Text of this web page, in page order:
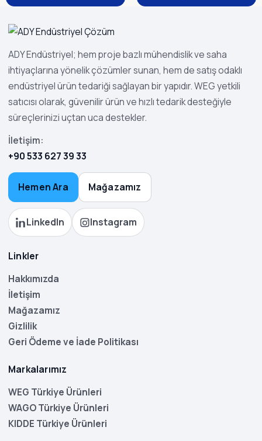
ADY Endüstriyel; hem proje bazlı mühendislik ve saha
ihtiyaçlarına yönelik çözümler sunan, hem de satış odaklı
endüstriyel ürün tedariği sağlayan bir yapıdır. WEG yetkili
satıcısı olarak, güvenilir ürün ve hızlı tedarik desteğiyle
süreçlerinizi uçtan uca destekler.
İletişim:
+90 533 627 39 33
Hemen Ara Mağazamız
LinkedIn Instagram
Linkler
Hakkımızda
İletişim
Mağazamız
Gizlilik
Geri Ödeme ve İade Politikası
Markalarımız
WEG Türkiye Ürünleri
WAGO Türkiye Ürünleri
KIDDE Türkiye Ürünleri